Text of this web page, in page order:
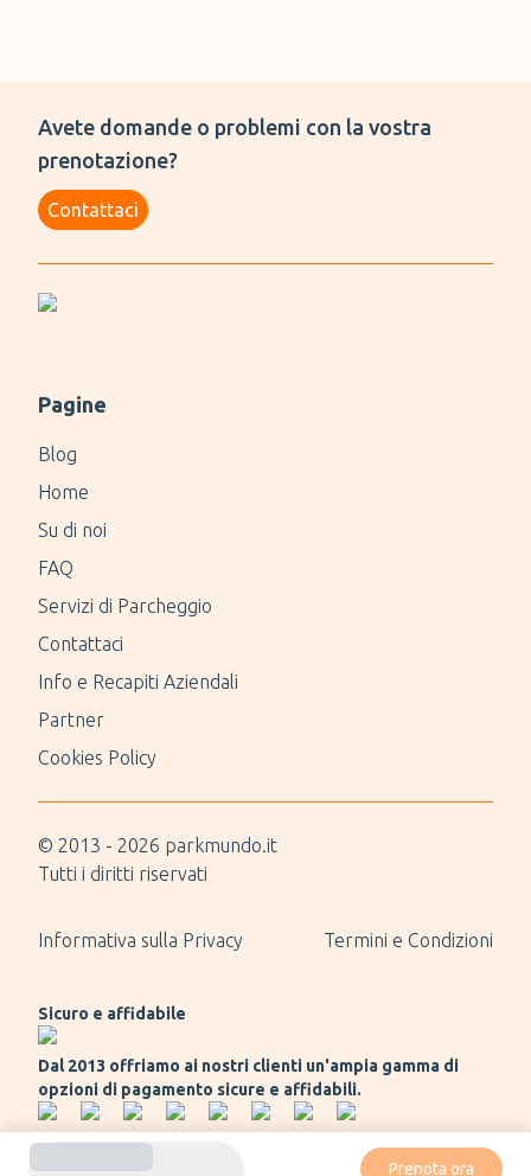
Prenota ora
Avete domande o problemi con la vostra
prenotazione?
Contattaci
Pagine
Blog
Home
Su di noi
FAQ
Servizi di Parcheggio
Contattaci
Info e Recapiti Aziendali
Partner
Cookies Policy
© 2013 - 2026 parkmundo.it
Tutti i diritti riservati
Informativa sulla Privacy Termini e Condizioni
Sicuro e affidabile
Dal 2013 offriamo ai nostri clienti un'ampia gamma di
opzioni di pagamento sicure e affidabili.